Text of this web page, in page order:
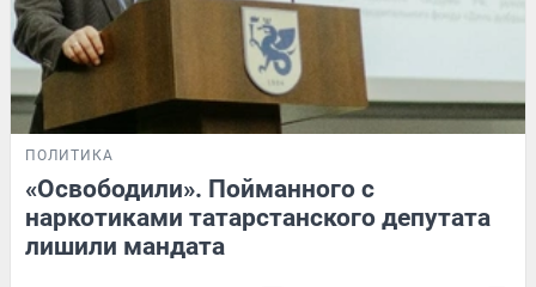
ПОЛИТИКА
«Освободили». Пойманного с
наркотиками татарстанского депутата
лишили мандата